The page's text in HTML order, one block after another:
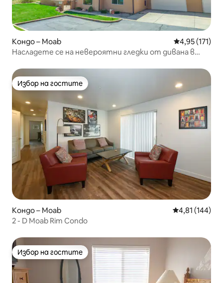
Кондо – Moab Средна
4,95 (171)
Насладете се на невероятни гледки от дивана в
Избор на гостите
Избор на гостите
Кондо – Moab Средна
4,81 (144)
2 - D Moab Rim Condo
Избор на гостите
Избор на гостите